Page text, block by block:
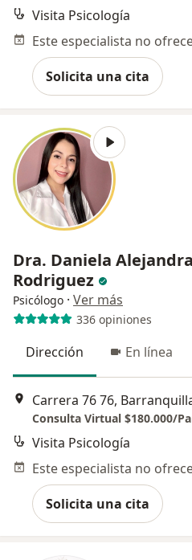
Visita Psicología
Solicita una cita
Dra. Daniela
Rodriguez
Psicólogo · Ver más
336 opiniones
Dirección En línea
Carrera 76 76,
Consulta Virtual $180.000/
Visita Psicología
Solicita una cita